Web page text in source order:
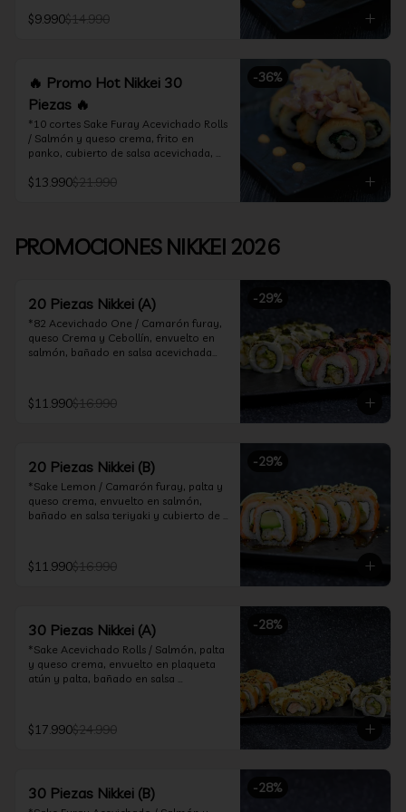
$9.990$14.990
-36%
🔥 Promo Hot Nikkei 30
Piezas 🔥
*10 cortes Sake Furay Acevichado Rolls
/ Salmón y queso crema, frito en
panko, cubierto de salsa acevichada,
*10 cortes Maguro Acevichado Rolls /
acevichado
$13.990$21.990
PROMOCIONES NIKKEI 2026
-29%
20 Piezas Nikkei (A)
*82 Acevichado One / Camarón furay,
queso Crema y Cebollín, envuelto en
salmón, bañado en salsa acevichada
y cebollin, frito en panko cubierto de
ceviche hot.
$11.990$16.990
-29%
20 Piezas Nikkei (B)
*Sake Lemon / Camarón furay, palta y
queso crema, envuelto en salmón,
bañado en salsa teriyaki y cubierto de
*Shrimp Fire Rolls /Palta y camarón
furay, envuelto en queso crema
*Incluye 2 palitos, 2 soya 30ml, 1 salsa
teriyaki 30ml
$11.990$16.990
-28%
30 Piezas Nikkei (A)
*Sake Acevichado Rolls / Salmón, palta
y queso crema, envuelto en plaqueta
atún y palta, bañado en salsa
*Shrimp Fire Rolls / Palta y camarón
furay, envuelto en queso crema
*Almond Furay / Pollo teriyaki, queso
crema y almendras tostadas, frito en
$17.990$24.990
-28%
30 Piezas Nikkei (B)